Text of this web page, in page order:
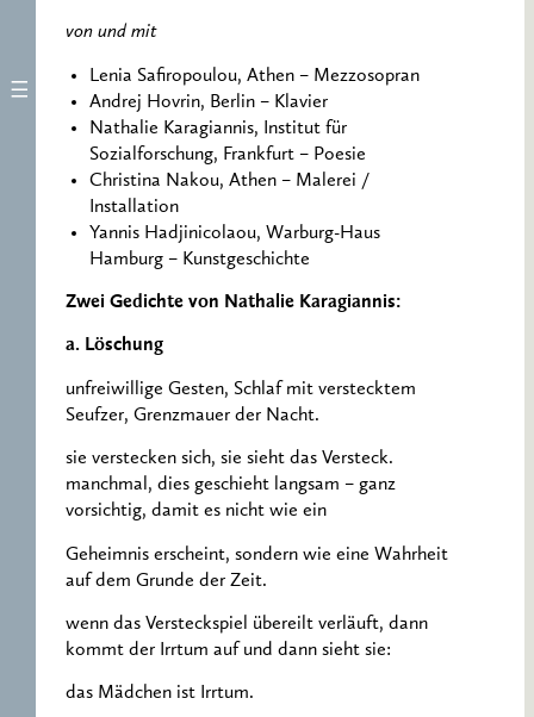
von und mit
Lenia Safiropoulou, Athen – Mezzosopran
Andrej Hovrin, Berlin – Klavier
Nathalie Karagiannis, Institut für
Sozialforschung, Frankfurt – Poesie
Christina Nakou, Athen – Malerei /
Installation
Yannis Hadjinicolaou, Warburg-Haus
Hamburg – Kunstgeschichte
Zwei Gedichte von Nathalie Karagiannis:
a. Löschung
unfreiwillige Gesten, Schlaf mit verstecktem
Seufzer, Grenzmauer der Nacht.
sie verstecken sich, sie sieht das Versteck.
manchmal, dies geschieht langsam – ganz
vorsichtig, damit es nicht wie ein
Geheimnis erscheint, sondern wie eine Wahrheit
auf dem Grunde der Zeit.
wenn das Versteckspiel übereilt verläuft, dann
kommt der Irrtum auf und dann sieht sie:
das Mädchen ist Irrtum.